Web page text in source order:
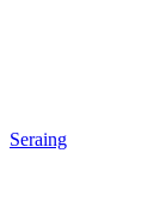
Seraing